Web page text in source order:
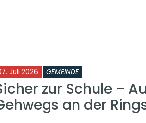
Juli 2026 GEMEINDE
zur Schule –
an der